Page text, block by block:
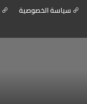
سياسة الخصوصية